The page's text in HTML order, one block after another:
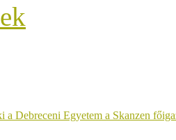
a Debreceni Egyetem a Skanzen